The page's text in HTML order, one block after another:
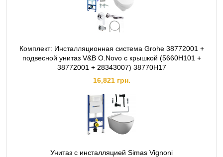
Комплект: Инсталляционная система Grohe 38772001 +
подвесной унитаз V&B O.Novo с крышкой (5660H101 +
38772001 + 28343007) 38770H17
16,821 грн.
Унитаз с инсталляцией Simas Vignoni